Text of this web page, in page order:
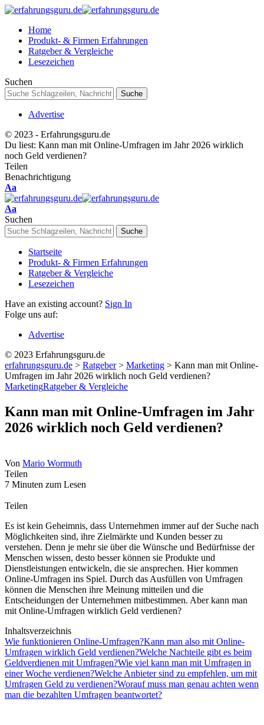
Home
Produkt- & Firmen Erfahrungen
Ratgeber & Vergleiche
Lesezeichen
Suchen
Advertise
© 2023 - Erfahrungsguru.de
Du liest: Kann man mit Online-Umfragen im Jahr 2026 wirklich
noch Geld verdienen?
Teilen
Benachrichtigung
Schriftgrößenanpassung
Aa
Schriftgrößenanpassung
Aa
Suchen
Startseite
Produkt- & Firmen Erfahrungen
Ratgeber & Vergleiche
Lesezeichen
Have an existing account? Sign In
Folge uns auf:
Advertise
© 2023 Erfahrungsguru.de
erfahrungsguru.de > Ratgeber> Marketing > Kann man mit Online-
Umfragen im Jahr 2026 wirklich noch Geld verdienen?
MarketingRatgeber & Vergleiche
Kann man mit Online-Umfragen im Jahr
2026 wirklich noch Geld verdienen?
Von Mario Wormuth
Teilen
7 Minuten zum Lesen
Teilen
Es ist kein Geheimnis, dass Unternehmen immer auf der Suche nach
Möglichkeiten sind, ihre Zielmärkte und Kunden besser zu
verstehen. Denn je mehr sie über die Wünsche und Bedürfnisse der
Menschen wissen, desto besser können sie Produkte und
Dienstleistungen entwickeln, die sie ansprechen. Hier kommen
Online-Umfragen ins Spiel. Durch das Ausfüllen von Umfragen
können die Menschen ihre Meinung mitteilen und die
Entscheidungen der Unternehmen mitbestimmen. Aber kann man
mit Online-Umfragen wirklich Geld verdienen?
Inhaltsverzeichnis
Wie funktionieren Online-Umfragen?Kann man also mit Online-
Umfragen wirklich Geld verdienen?Welche Nachteile gibt es beim
Geldverdienen mit Umfragen?Wie viel kann man mit Umfragen in
einer Woche verdienen?Welche Anbieter sind zu empfehlen, um mit
Umfragen Geld zu verdienen?Worauf muss man genau achten wenn
man die bezahlten Umfragen beantwortet?